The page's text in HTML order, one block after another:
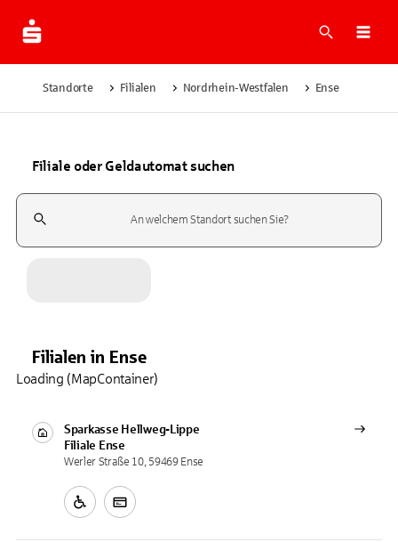
Suche
Standorte Filialen Nordrhein-Westfalen Ense
Filiale oder Geldautomat suchen
Suchfeld
Filialen in Ense
Sparkasse Hellweg-Lippe
Filiale Ense
Werler Straße 10, 59469 Ense
Loading (MapContainer)